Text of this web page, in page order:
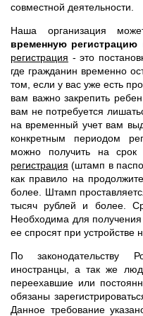
совместной деятельности.
Наша организация
временную
регистрация - это
где гражданин временно
том, если у вас уже есть
вам важно закрепить
вам не потребуется
на временный учет вам
конкретным периодом
можно получить на
регистрация (штамп в
как правило на
более. Штамп
тысяч рублей и более.
Необходима для
ее спросят при устройстве
По законодательству
иностранцы, а так же
переехавшие или
обязаны
Данное требование